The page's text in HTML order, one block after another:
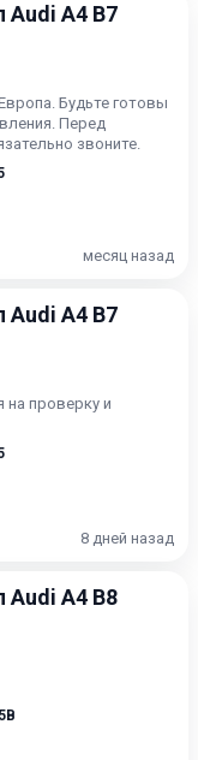
Audi A4 B7
Будьте готовы
Перед
звоните.
месяц назад
Audi A4 B7
на проверку и
8 дней назад
Audi A4 B8